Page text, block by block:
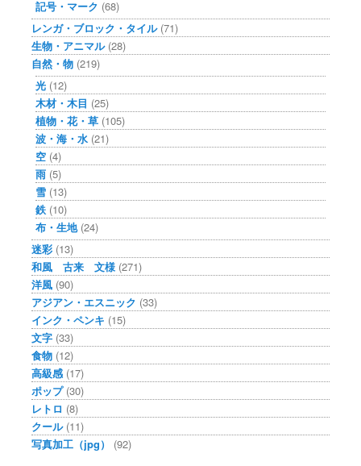
記号・マーク (68)
レンガ・ブロック・タイル(71)
生物・アニマル(28)
自然・物 (219)
光 (12)
木材・木目 (25)
植物・花・草 (105)
波・海・水 (21)
空 (4)
雨 (5)
雪 (13)
鉄 (10)
布・生地(24)
迷彩 (13)
和風 古来 文様 (271)
洋風 (90)
アジアン・エスニック (33)
インク・ペンキ (15)
文字 (33)
食物 (12)
高級感 (17)
ポップ(30)
レトロ (8)
クール(11)
写真加工（jpg）
(92)